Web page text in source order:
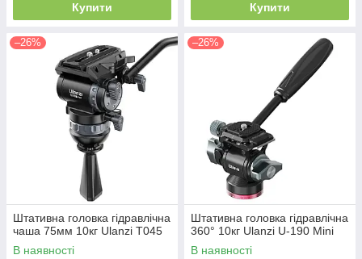
Купити Купити
–26%
Штативна головка гідравлічна
чаша 75мм 10кг Ulanzi T045
В наявності
–26%
Штативна головка гідравлічна
360° 10кг Ulanzi U-190 Mini⁠
В наявності